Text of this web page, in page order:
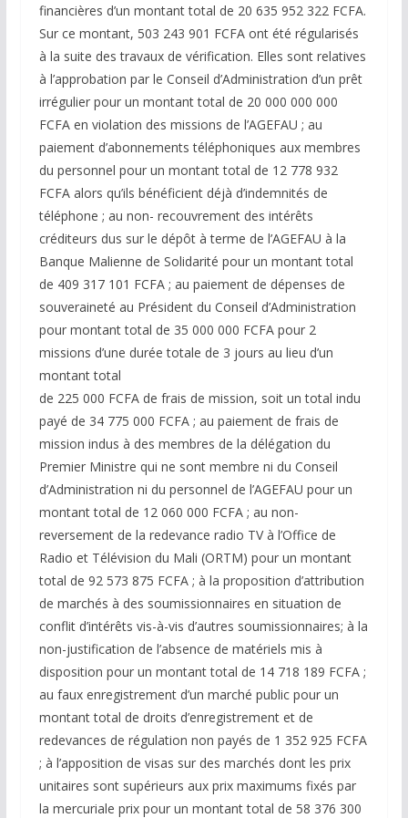
financières d’un montant total de 20 635 952 322 FCFA.
Sur ce montant, 503 243 901 FCFA ont été régularisés
à la suite des travaux de vérification. Elles sont relatives
à l’approbation par le Conseil d’Administration d’un prêt
irrégulier pour un montant total de 20 000 000 000
FCFA en violation des missions de l’AGEFAU ; au
paiement d’abonnements téléphoniques aux membres
du personnel pour un montant total de 12 778 932
FCFA alors qu’ils bénéficient déjà d’indemnités de
téléphone ; au non- recouvrement des intérêts
créditeurs dus sur le dépôt à terme de l’AGEFAU à la
Banque Malienne de Solidarité pour un montant total
de 409 317 101 FCFA ; au paiement de dépenses de
souveraineté au Président du Conseil d’Administration
pour montant total de 35 000 000 FCFA pour 2
missions d’une durée totale de 3 jours au lieu d’un
montant total
de 225 000 FCFA de frais de mission, soit un total indu
payé de 34 775 000 FCFA ; au paiement de frais de
mission indus à des membres de la délégation du
Premier Ministre qui ne sont membre ni du Conseil
d’Administration ni du personnel de l’AGEFAU pour un
montant total de 12 060 000 FCFA ; au non-
reversement de la redevance radio TV à l’Office de
Radio et Télévision du Mali (ORTM) pour un montant
total de 92 573 875 FCFA ; à la proposition d’attribution
de marchés à des soumissionnaires en situation de
conflit d’intérêts vis-à-vis d’autres soumissionnaires; à la
non-justification de l’absence de matériels mis à
disposition pour un montant total de 14 718 189 FCFA ;
au faux enregistrement d’un marché public pour un
montant total de droits d’enregistrement et de
redevances de régulation non payés de 1 352 925 FCFA
; à l’apposition de visas sur des marchés dont les prix
unitaires sont supérieurs aux prix maximums fixés par
la mercuriale prix pour un montant total de 58 376 300